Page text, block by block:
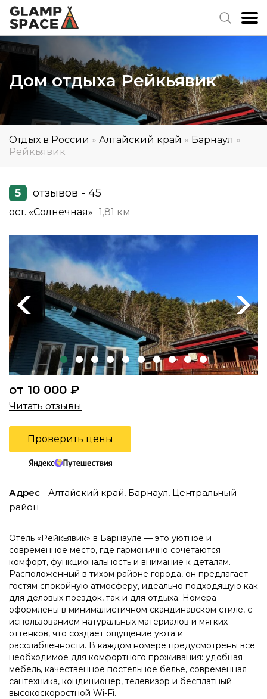
Дом отдыха Рейкьявик
Отдых в России » Алтайский край » Барнаул »
Рейкьявик
5 отзывов - 45
ост. «Солнечная» 1,81 км
Previous Next
от 10 000 ₽
Читать отзывы
Проверить цены
Адрес - Алтайский край, Барнаул, Центральный
район
Отель «Рейкьявик» в Барнауле — это уютное и
современное место, где гармонично сочетаются
комфорт, функциональность и внимание к деталям.
Расположенный в тихом районе города, он предлагает
гостям спокойную атмосферу, идеально подходящую как
для деловых поездок, так и для отдыха. Номера
оформлены в минималистичном скандинавском стиле, с
использованием натуральных материалов и мягких
оттенков, что создаёт ощущение уюта и
расслабленности. В каждом номере предусмотрены всё
необходимое для комфортного проживания: удобная
мебель, качественное постельное бельё, современная
сантехника, кондиционер, телевизор и бесплатный
высокоскоростной Wi-Fi.